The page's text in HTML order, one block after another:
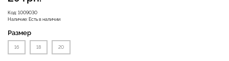
Код: 1009030
Наличие: Есть в наличии
Размер
16 18 20